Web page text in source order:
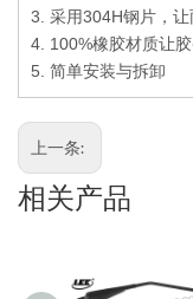
3. 采用304H钢片，
4. 100%橡胶材质让
5. 简单安装与拆卸
上一条:
相关产品